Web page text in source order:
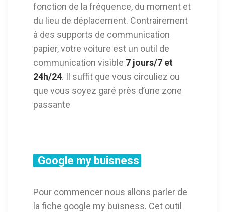
fonction de la fréquence, du moment et
du lieu de déplacement. Contrairement
à des supports de communication
papier, votre voiture est un outil de
communication visible 7 jours/7 et
24h/24. Il suffit que vous circuliez ou
que vous soyez garé près d’une zone
passante
Google my buisness
Pour commencer nous allons parler de
la fiche google my buisness. Cet outil